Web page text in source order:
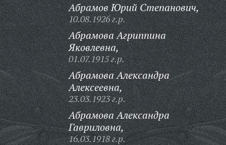
Абрамов Юрий Степанович,
10.08.1926 г.р.
Абрамова Агриппина
Яковлевна,
01.07.1915 г.р.
Абрамова Александра
Алексеевна,
23.03.1923 г.р.
Абрамова Александра
Гавриловна,
16.03.1918 г.р.